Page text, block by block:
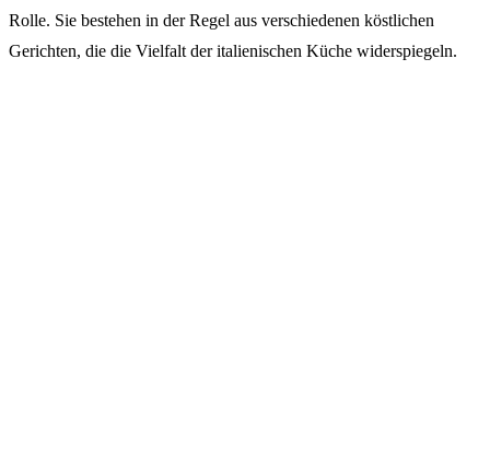
Rolle. Sie bestehen in der Regel aus verschiedenen köstlichen
Gerichten, die die Vielfalt der italienischen Küche widerspiegeln.